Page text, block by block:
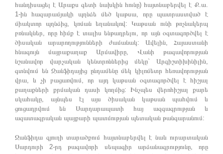
հանդիսացել է Արաքս գետի նախկին հունը) հայտնաբերվել է Ք.ա.
1-ին հազարամյակի պղնձե մեծ կաթսա, որը պատրաստված է
միակտոր պղնձից, կռման եղանակով: Կաթսան ունի թռչնակերպ
բռնակներ, որը հիմք է տալիս ենթադրելու, որ այն օգտագործվել է
ծիսական արարողությունների ժամանակ: Ավելին, Հայաստանի
հնագույն մայրաքաղաք Արմավիրը, Վանի թագավորության
նշանավոր վարչական կենտրոններից մեկը` Արգիշտիխինիլին,
գտնվում են Ջանֆիդայից ընդամենը մեկ կիլոմետր հեռավորության
վրա, և չի բացառվում, որ այդ կաթսան օգտագործվել է հիշյալ
քաղաքների քրմական դասի կողմից: Ինչպես վերոհիշյալ քարե
սկահակը, այնպես էլ այս ծիսական կաթսան պահվում և
ցուցադրվում են Սարդարապատի հայ ազգագրության և
ազատագրական պայքարի պատմության պետական թանգարանում:
Ջանֆիդա գյուղի տարածքում հայտնաբերվել է նաև ուրարտական
Սարդուրի 2-րդ թագավորի սեպագիր արձանագրությունը, որը